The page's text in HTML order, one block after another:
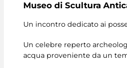
Museo di Scultura
Un incontro dedicato ai
Un celebre reperto
acqua proveniente da un